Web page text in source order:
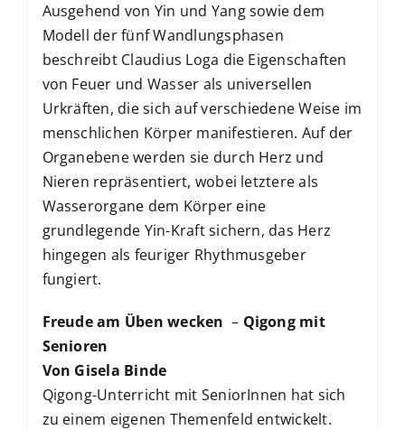
Ausgehend von Yin und Yang sowie dem
Modell der fünf Wandlungsphasen
beschreibt Claudius Loga die Eigenschaften
von Feuer und Wasser als universellen
Urkräften, die sich auf verschiedene Weise im
menschlichen Körper manifestieren. Auf der
Organebene werden sie durch Herz und
Nieren repräsentiert, wobei letztere als
Wasserorgane dem Körper eine
grundlegende Yin-Kraft sichern, das Herz
hingegen als feuriger Rhythmusgeber
fungiert.
Freude am Üben wecken – Qigong mit
Senioren
Von Gisela Binde
Qigong-Unterricht mit SeniorInnen hat sich
zu einem eigenen Themenfeld entwickelt.